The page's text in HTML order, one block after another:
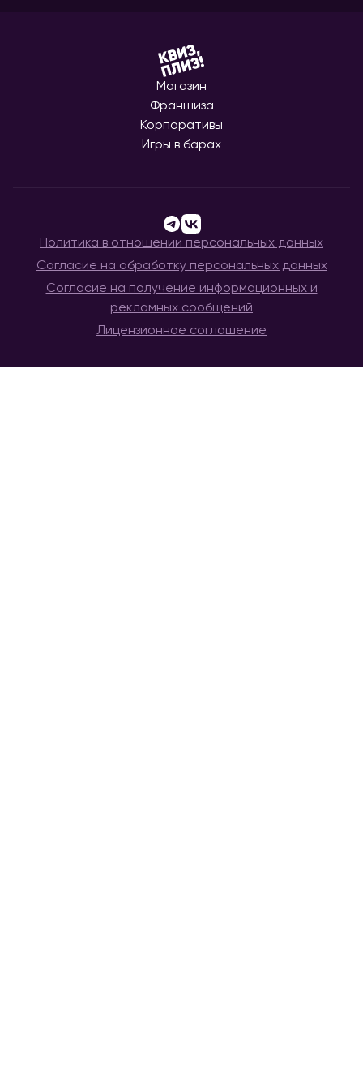
Магазин
Франшиза
Корпоративы
Игры в барах
Политика в отношении персональных данных
Согласие на обработку персональных данных
Согласие на получение информационных и
рекламных сообщений
Лицензионное соглашение